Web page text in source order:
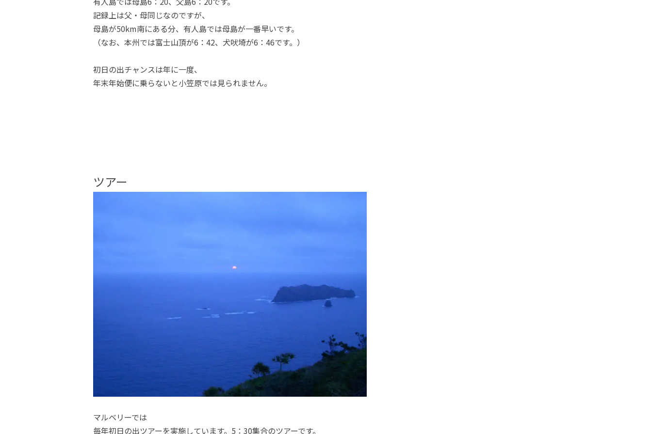
記録上は父・母同じなのですが、
母島が50km南にある分、有人島では母島が一番早いです。
（なお、本州では富士山頂が6：42、犬吠埼が6：46です。）
初日の出チャンスは年に一度、
年末年始便に乗らないと小笠原では見られません。
ツアー
マルベリーでは
毎年初日の出ツアーを実施しています。5：30集合のツアーです。